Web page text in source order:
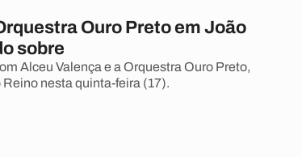
Ouro Preto em João
sobre
Alceu Valença e a Orquestra Ouro Preto,
nesta quinta-feira (17).